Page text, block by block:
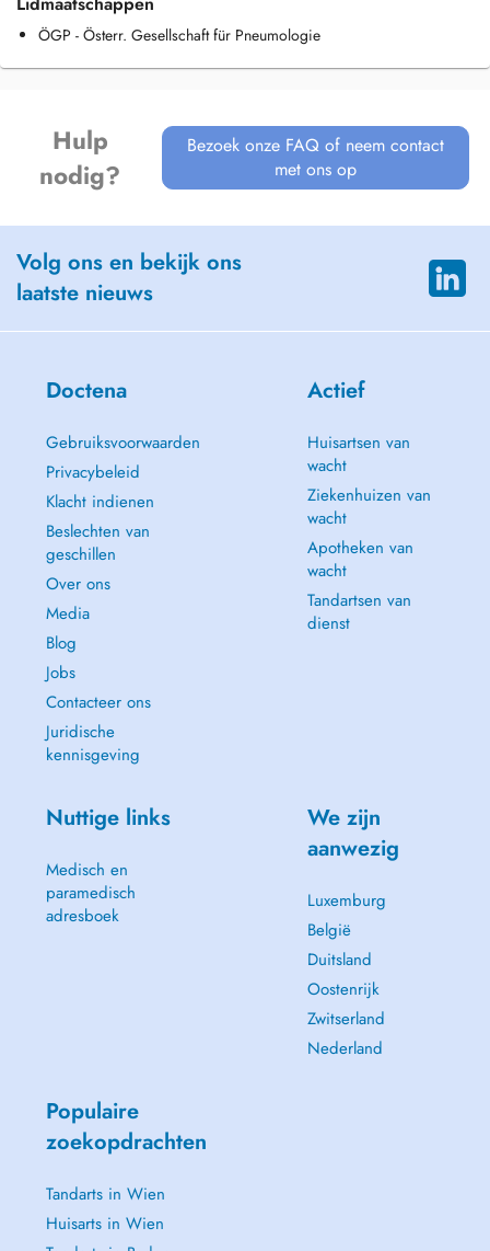
ÖGP - Österr. Gesellschaft für Pneumologie
Hulp
nodig?
Bezoek onze FAQ of neem contact
met ons op
Volg ons en bekijk ons
laatste nieuws
Doctena
Gebruiksvoorwaarden
Privacybeleid
Klacht indienen
Beslechten van
geschillen
Over ons
Media
Blog
Jobs
Contacteer ons
Juridische
kennisgeving
Actief
Huisartsen van
wacht
Ziekenhuizen van
wacht
Apotheken van
wacht
Tandartsen van
dienst
Nuttige links
Medisch en
paramedisch
adresboek
We zijn
aanwezig
Luxemburg
België
Duitsland
Oostenrijk
Zwitserland
Nederland
Populaire
zoekopdrachten
Tandarts in Wien
Huisarts in Wien